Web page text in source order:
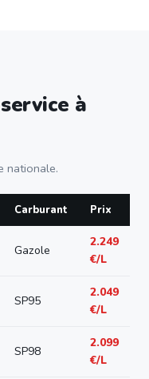
à
nationale.
Carburant Prix
Gazole
2.249
€/L
SP95
2.049
€/L
SP98
2.099
€/L